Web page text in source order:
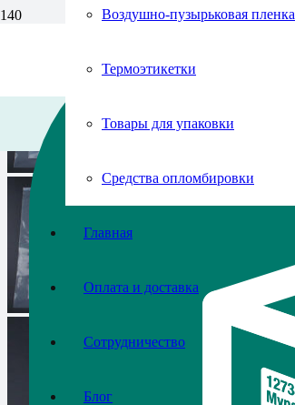
Воздушно-пузырьковая пленка
Термоэтикетки
Товары для упаковки
Средства опломбировки
Главная
Оплата и доставка
Сотрудничество
Блог